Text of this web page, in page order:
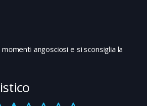
angosciosi e si sconsiglia la